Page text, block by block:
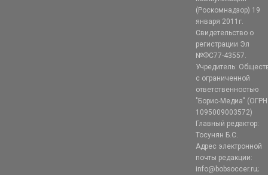
(Роскомнадзор) 19
января 2011г.
Свидетельство о
регистрации Эл
№ФС77-43557.
Учредитель:
с ограниченной
ответственностью
"Борис-Медиа" (ОГРН
1095009003572)
Главный редактор:
Тосунян Б.С.
Адрес электронной
почты редакции:
info@bobsoccer.ru;